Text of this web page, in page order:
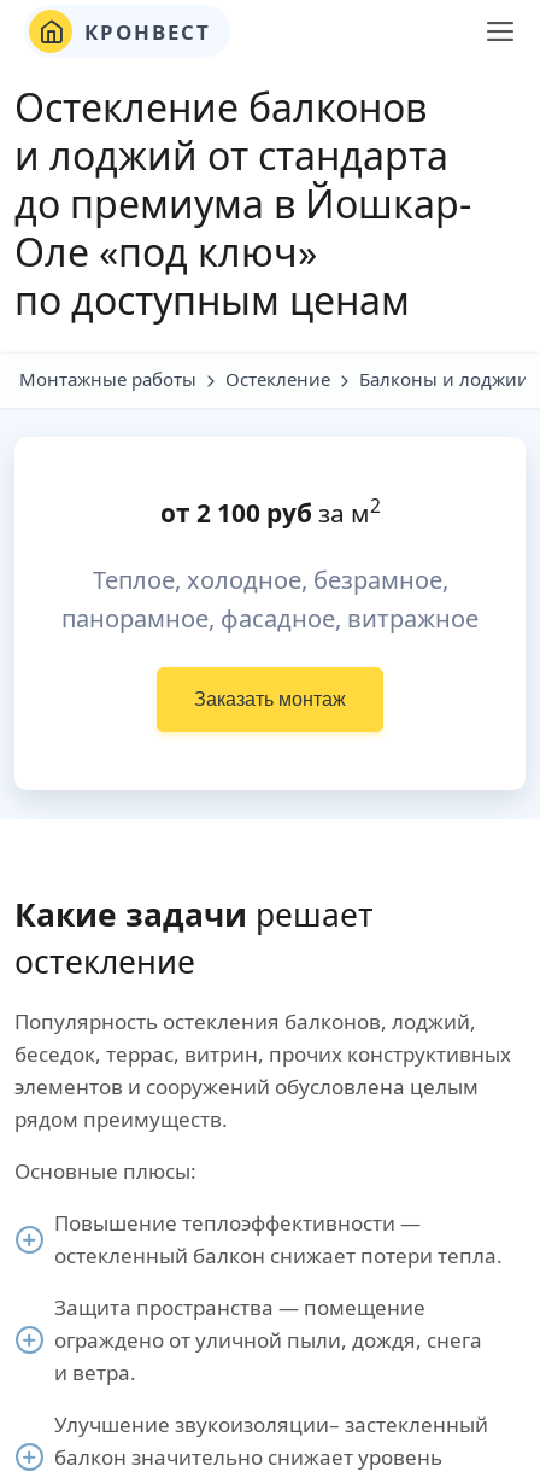
КРОНВЕСТ
Остекление балконов
и лоджий от стандарта
до премиума в Йошкар-
Оле «под ключ»
по доступным ценам
Монтажные работы Остекление Балконы и лоджии
от 2 100руб за м2
Теплое, холодное, безрамное,
панорамное, фасадное, витражное
Заказать монтаж
Какие задачи решает
остекление
Популярность остекления балконов, лоджий,
беседок, террас, витрин, прочих конструктивных
элементов и сооружений обусловлена целым
рядом преимуществ.
Основные плюсы:
Повышение теплоэффективности —
остекленный балкон снижает потери тепла.
Защита пространства — помещение
ограждено от уличной пыли, дождя, снега
и ветра.
Улучшение звукоизоляции– застекленный
балкон значительно снижает уровень